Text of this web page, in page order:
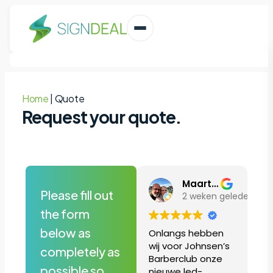
Home| Quote
Request your quote.
Please fill out
the form
below as
completely as
Maarten Rutten
2 weken geleden
Onlangs hebben
wij voor Johnsen’s
Barberclub onze